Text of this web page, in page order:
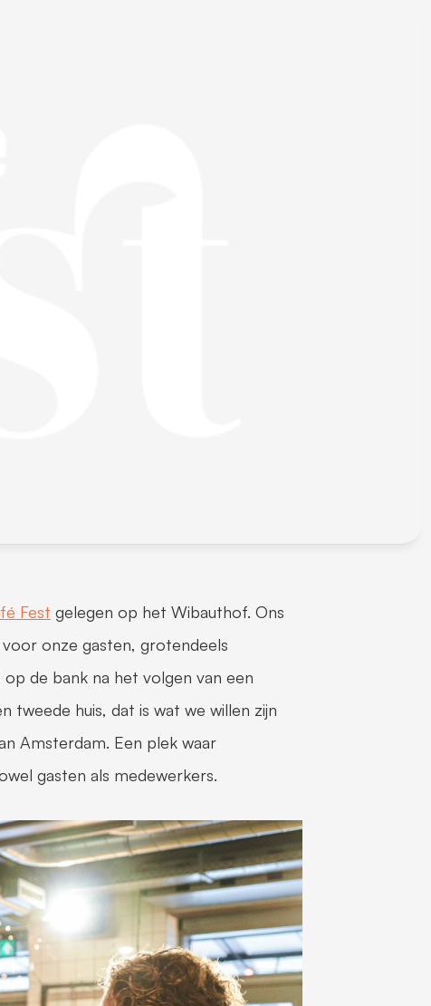
Fest gelegen op het Wibauthof. Ons
onze gasten, grotendeels
de bank na het volgen van een
huis, dat is wat we willen zijn
Amsterdam. Een plek waar
gasten als medewerkers.